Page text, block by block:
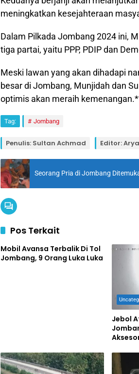
meningkatkan kesejahteraan
Dalam Pilkada Jombang 2024 ini,
tiga partai, yaitu PPP, PDIP dan
Meski lawan yang akan dihadapi
besar di Jombang, Munjidah dan
optimis akan meraih
Tag: Jombang
Penulis: Sultan Achmad Editor:
Seorang Pria di Jombang
Pos Terkait
Mobil Avansa Terbalik Di Tol
Jombang, 9 Orang Luka Luka
Jebol